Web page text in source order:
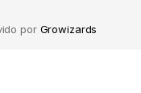
por Growizards